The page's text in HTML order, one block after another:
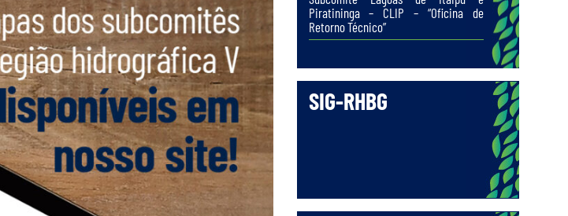
Piratininga – CLIP – “Oficina de
Retorno Técnico”
SIG-RHBG